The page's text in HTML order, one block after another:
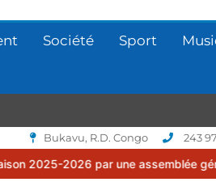
Société Sport
Bukavu, R.D. Congo 243
générale ordinaire. Goma :